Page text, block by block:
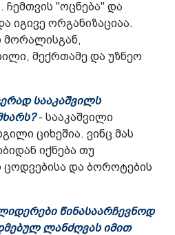
ჩემთვის "ოცნება" და
იგივე ორგანიზაციაა.
მორალისგან,
მექრთამე და უზნეო
სააკაშვილს
- სააკაშვილი
ციხეშია. ვინც მას
იქნება თუ
ცოდვებისა და ბოროტების
წინასაარჩევნოდ
ლანძღვას იმით